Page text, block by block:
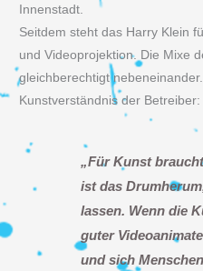
Innenstadt.
Seitdem steht das Harry Klein
und Videoprojektion. Die Mixe
gleichberechtigt
Kunstverständnis der Betreiber:
„Für Kunst
ist das
lassen. Wenn die
guter
und sich